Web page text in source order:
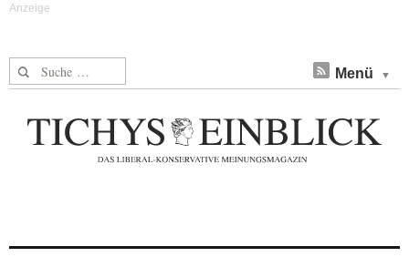
Suche nach: Menü